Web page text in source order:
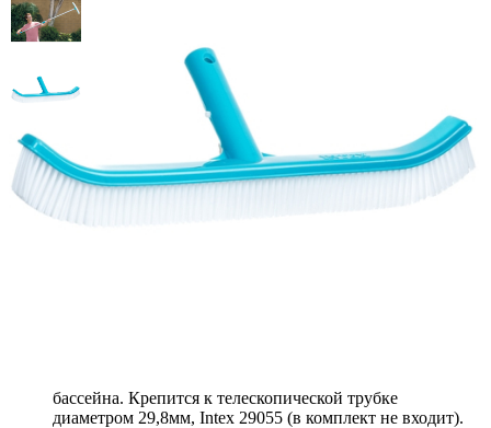
Щетка для бассейна, 406мм.
Intex 29053
бассейна. Крепится к телескопической трубке
диаметром 29,8мм, Intex 29055 (в комплект не входит).